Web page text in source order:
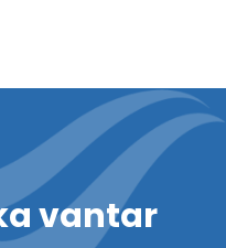
vantar